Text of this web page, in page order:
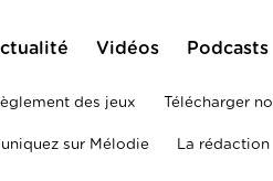
Vidéos Podcasts
des jeux Télécharger
sur Mélodie La rédaction